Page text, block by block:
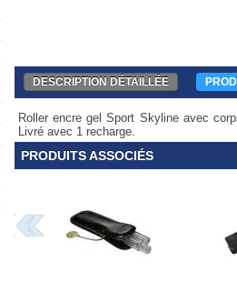
DESCRIPTION DÉTAILLÉE
Roller encre gel Sport Skyline avec
Livré avec 1 recharge.
PRODUITS ASSOCIÉS